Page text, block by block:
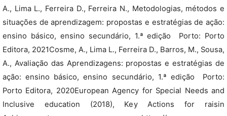
A., Lima L., Ferreira D., Ferreira N., Metodologias, métodos e
situações de aprendizagem: propostas e estratégias de ação:
ensino básico, ensino secundário, 1.ª edição  Porto: Porto
Editora, 2021Cosme, A., Lima L., Ferreira D., Barros, M., Sousa,
A., Avaliação das Aprendizagens: propostas e estratégias de
ação: ensino básico, ensino secundário, 1.ª edição  Porto:
Porto Editora, 2020European Agency for Special Needs and
Inclusive education (2018), Key Actions for raisin